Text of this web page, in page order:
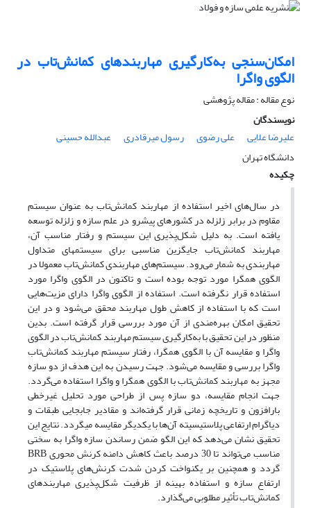
امکان‌سنجی به‌کارگیری مهاربندهای کمانش‌تاب در
الگوی واگرا
نوع مقاله : مقاله پژوهشی
نویسندگان
علیرضا علایی
علی رضوی رسول میرقادری
عبدالله حسینی
دانشگاه تهران
چکیده
در سال‌های اخیر استفاده از مهاربند کمانش‌تاب به عنوان سیستم
مقاوم در برابر زلزله در کشورهای پیشرو در علم سازه و زلزله توسعه
یافته است. به دلیل شکل‌پذیری این سیستم و رفتار مناسب آن،
مهاربند کمانش‌تاب جایگزین مناسبی برای سیستمهای متداول
مهاربندی به شمار می‌رود. سیستم‌های مهاربندی کمانش‌تاب معمولا در
الگوی همگرا مورد توجه بوده است و تاکنون در الگوی واگرا مورد
استفاده قرار نگرفته است. استفاده از الگوی واگرا دارای مزیت‌هایی
است که با استفاده از کاهش طول مهاربند محقق می‌شود و در این
تحقیق امکان بهره‌مندی از آن مورد بررسی قرار گرفته است. بدین
منظور در این تحقیق با به‌کارگیری سیستم مهاربند کمانش‌تاب در الگوی
واگرا و مقایسه آن با الگوی همگرا، رفتار سیستم مهاربند کمانش‌تاب
واگرا بررسی و مقایسه می‌شود. جهت رسیدن به این هدف از دو سازه
مجهز به مهاربند کمانش‌تاب با الگوی همگرا و واگرا استفاده می‌گردد.
جهت انجام مقایسه، دو سازه پس از طراحی مورد تحلیل غیرخطی
بارافزون و تاریخچه زمانی قرار گرفته‌اند و مقادیر جابجایی طبقات و
دیاگرام ارتفاعی پلاستیسیته آن‌ها با یکدیگر مقایسه میگردد. نتایج این
تحقیق نشان می‌دهد که این الگو ضمن رساندن سازه واگرا به سختی
مناسب می‌تواند تا 30 درصد باعث کاهش دامنه کرنش محوری BRB
گردد و همچنین بر یکنواخت کردن شدت کرنش‌های پلاستیک در
ارتفاع سازه و استفاده بهینه از ظرفیت شکل‌پذیری مهاربندهای
کمانش‌تاب تأثیر مطلوبی می‌گذارد.